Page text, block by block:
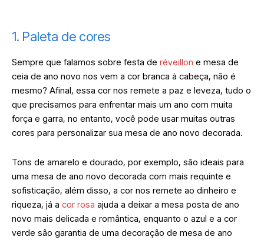
1. Paleta de cores
Sempre que falamos sobre festa de réveillon e mesa de
ceia de ano novo nos vem a cor branca à cabeça, não é
mesmo? Afinal, essa cor nos remete a paz e leveza, tudo o
que precisamos para enfrentar mais um ano com muita
força e garra, no entanto, você pode usar muitas outras
cores para personalizar sua mesa de ano novo decorada.
Tons de amarelo e dourado, por exemplo, são ideais para
uma mesa de ano novo decorada com mais requinte e
sofisticação, além disso, a cor nos remete ao dinheiro e
riqueza, já a cor rosa ajuda a deixar a mesa posta de ano
novo mais delicada e romântica, enquanto o azul e a cor
verde são garantia de uma decoração de mesa de ano